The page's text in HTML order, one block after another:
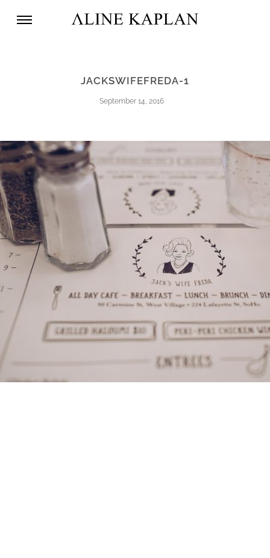
JACKSWIFEFREDA-1
September 14, 2016